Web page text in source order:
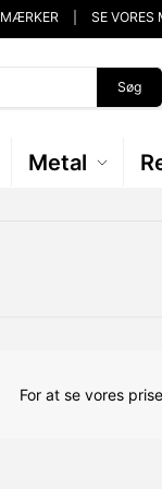
MÆRKER SE VORES
Søg
Metal
For at se vores